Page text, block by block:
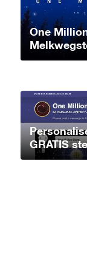
One
GRATIS